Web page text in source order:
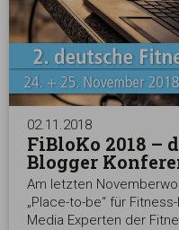
02.11.2018
FiBloKo 2018 –
Blogger
Am letzten
„Place-to-be“ für
Media Experten der